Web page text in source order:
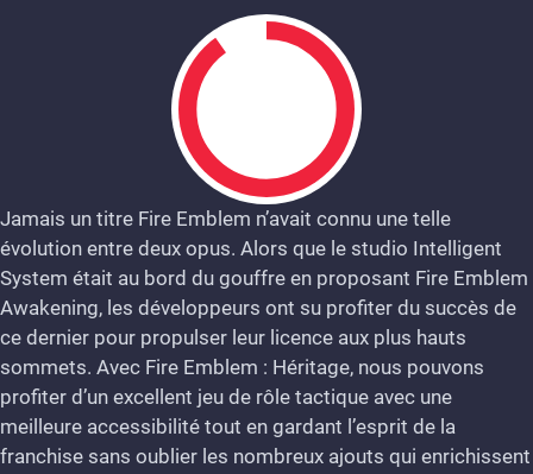
9
Jamais un titre Fire Emblem n’avait connu une telle
évolution entre deux opus. Alors que le studio Intelligent
System était au bord du gouffre en proposant Fire Emblem
Awakening, les développeurs ont su profiter du succès de
ce dernier pour propulser leur licence aux plus hauts
sommets. Avec Fire Emblem : Héritage, nous pouvons
profiter d’un excellent jeu de rôle tactique avec une
meilleure accessibilité tout en gardant l’esprit de la
franchise sans oublier les nombreux ajouts qui enrichissent